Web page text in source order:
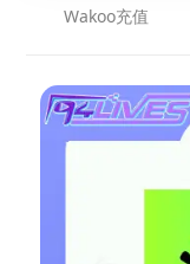
Wakoo充值